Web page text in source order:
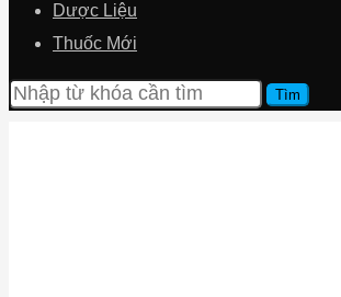
Dược Liệu
Thuốc Mới